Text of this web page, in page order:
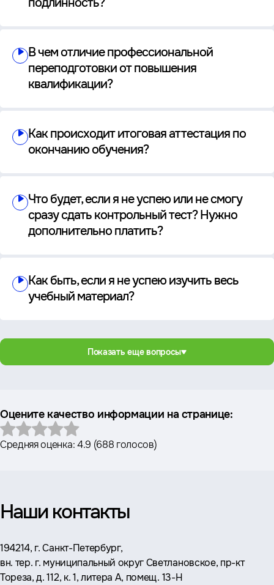
В чем отличие профессиональной
переподготовки от повышения
квалификации?
Как происходит итоговая аттестация по
окончанию обучения?
Что будет, если я не успею или не смогу
сразу сдать контрольный тест? Нужно
дополнительно платить?
Как быть, если я не успею изучить весь
учебный материал?
Показать еще вопросы
Оцените качество информации на странице:
Средняя оценка:4.9 (688 голосов)
Наши контакты
Адрес:
194214, г. Санкт-Петербург,
вн. тер. г. муниципальный округ Светлановское, пр-кт
Тореза, д. 112, к. 1, литера А, помещ. 13-Н